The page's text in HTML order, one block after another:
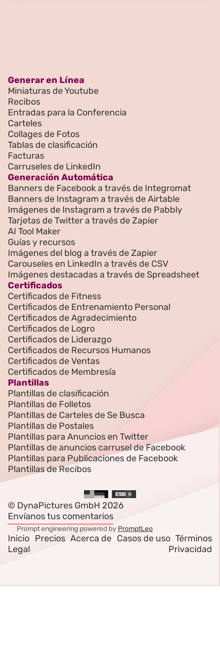
Generar en Línea
Miniaturas de Youtube
Recibos
Entradas para la Conferencia
Carteles
Collages de Fotos
Tablas de clasificación
Facturas
Carruseles de LinkedIn
Generación Automática
Banners de Facebook a través de Integromat
Banners de Instagram a través de Airtable
Imágenes de Instagram a través de Pabbly
Tarjetas de Twitter a través de Zapier
AI Tool Maker
Guías y recursos
Imágenes del blog a través de Zapier
Carouseles en LinkedIn a través de CSV
Imágenes destacadas a través de Spreadsheet
Certificados
Certificados de Fitness
Certificados de Entrenamiento Personal
Certificados de Agradecimiento
Certificados de Logro
Certificados de Liderazgo
Certificados de Recursos Humanos
Certificados de Ventas
Certificados de Membresía
Plantillas
Plantillas de clasificación
Plantillas de Folletos
Plantillas de Carteles de Se Busca
Plantillas de Postales
Plantillas para Anuncios en Twitter
Plantillas de anuncios carrusel de Facebook
Plantillas para Publicaciones de Facebook
Plantillas de Recibos
© DynaPictures GmbH 2026
Envíanos tus comentarios
Prompt engineering powered by PromptLeo
Inicio Precios Acerca de Casos de uso Términos
Legal
Privacidad